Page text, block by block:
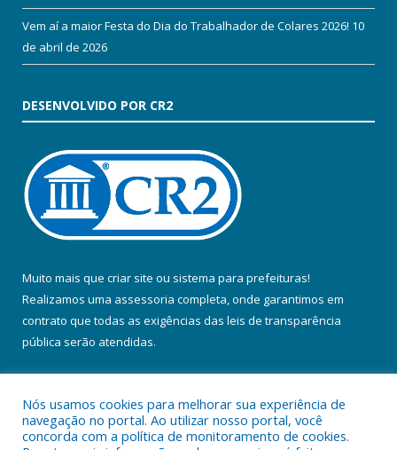
Vem aí a maior Festa do Dia do Trabalhador de Colares 2026! 10
de abril de 2026
DESENVOLVIDO POR CR2
Muito mais que criar site ou sistema para prefeituras!
Realizamos uma assessoria completa, onde garantimos em
contrato que todas as exigências das leis de transparência
pública serão atendidas.
Nós usamos cookies para melhorar sua experiência de
navegação no portal. Ao utilizar nosso portal, você
concorda com a política de monitoramento de cookies.